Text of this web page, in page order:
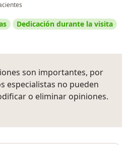
Experimental y Salud
Gomero, D.S.; Matos-
Malpartida, R.; Mendoza-
J.; Lopez-Talledo, M.;
León, R.; Galván-Calle, C.
Dedicación durante la visita
son importantes, por
especialistas no pueden
o eliminar opiniones.